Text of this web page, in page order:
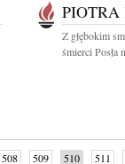
Z głębokim
śmierci Posła
508 509 510 511